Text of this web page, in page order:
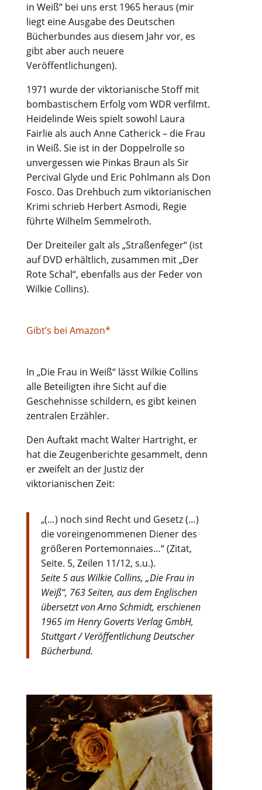
in Weiß“ bei uns erst 1965 heraus (mir
liegt eine Ausgabe des Deutschen
Bücherbundes aus diesem Jahr vor, es
gibt aber auch neuere
Veröffentlichungen).
1971 wurde der viktorianische Stoff mit
bombastischem Erfolg vom WDR verfilmt.
Heidelinde Weis spielt sowohl Laura
Fairlie als auch Anne Catherick – die Frau
in Weiß. Sie ist in der Doppelrolle so
unvergessen wie Pinkas Braun als Sir
Percival Glyde und Eric Pohlmann als Don
Fosco. Das Drehbuch zum viktorianischen
Krimi schrieb Herbert Asmodi, Regie
führte Wilhelm Semmelroth.
Der Dreiteiler galt als „Straßenfeger“ (ist
auf DVD erhältlich, zusammen mit „Der
Rote Schal“, ebenfalls aus der Feder von
Wilkie Collins).
Gibt’s bei Amazon*
In „Die Frau in Weiß“ lässt Wilkie Collins
alle Beteiligten ihre Sicht auf die
Geschehnisse schildern, es gibt keinen
zentralen Erzähler.
Den Auftakt macht Walter Hartright, er
hat die Zeugenberichte gesammelt, denn
er zweifelt an der Justiz der
viktorianischen Zeit:
„(…) noch sind Recht und Gesetz (…)
die voreingenommenen Diener des
größeren Portemonnaies…“ (Zitat,
Seite. 5, Zeilen 11/12, s.u.).
Seite 5 aus Wilkie Collins, „Die Frau in
Weiß“, 763 Seiten, aus dem Englischen
übersetzt von Arno Schmidt, erschienen
1965 im Henry Goverts Verlag GmbH,
Stuttgart / Veröffentlichung Deutscher
Bücherbund.